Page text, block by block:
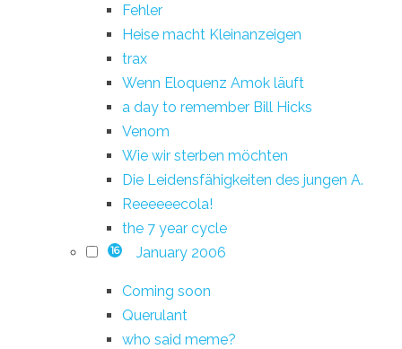
Fehler
Heise macht Kleinanzeigen
trax
Wenn Eloquenz Amok läuft
a day to remember Bill Hicks
Venom
Wie wir sterben möchten
Die Leidensfähigkeiten des jungen A.
Reeeeeecola!
the 7 year cycle
16 January 2006
Coming soon
Querulant
who said meme?